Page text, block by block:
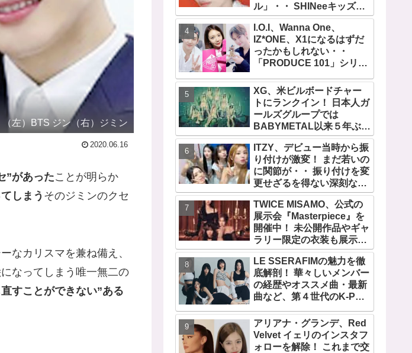
（左）BTS ジン（右）ジミン
2020.06.16
”があったことが明らか
しまう そのジミンのクセ
なカリスマを兼ね備え、
なってしまう唯一無二の
すことができない”ある
ル」・・ SHINeeキッズと
しての経験を経て６年ぶり
に東京ドームに帰還した感
想は？
I.O.I、Wanna One、
IZ*ONE、X1になるはずだ
ったかもしれない・・
「PRODUCE 101」シリー
せられた練習生12人の氏名
が公表
XG、米ビルボードチャー
トにランクイン！ 日本人ガ
ールズグループでは
BABYMETAL以来５年ぶり
の快挙！ XGのグローバル
人気が止まらない…「コー
チェラ2025」にも日本人唯
一の出演
ITZY、デビュー当時から振
り付けが激変！ まだ若いの
に関節が・・ 振り付けを変
更せざるを得ない深刻な問
題とは
TWICE MISAMO、公式の
展示会『Masterpiece』を
開催中！ 未公開作品やギャ
ラリー限定の衣装も展示！
まさに最高傑作な世界に
LE SSERAFIMの魅力を徹
底解剖！ 華々しいメンバー
の経歴やオススメ曲・最新
曲など、第４世代のK-POP
する彼女たちのスゴさと
は？
アリアナ・グランデ、Red
Velvet イェリのインスタフ
ォローを解除！ これまで交